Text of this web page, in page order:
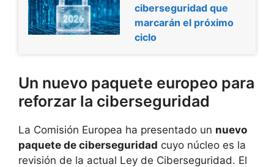
ciberseguridad que
marcarán el próximo
ciclo
Un nuevo paquete europeo para
reforzar la ciberseguridad
La Comisión Europea ha presentado un nuevo
paquete de ciberseguridad cuyo núcleo es la
revisión de la actual Ley de Ciberseguridad. El